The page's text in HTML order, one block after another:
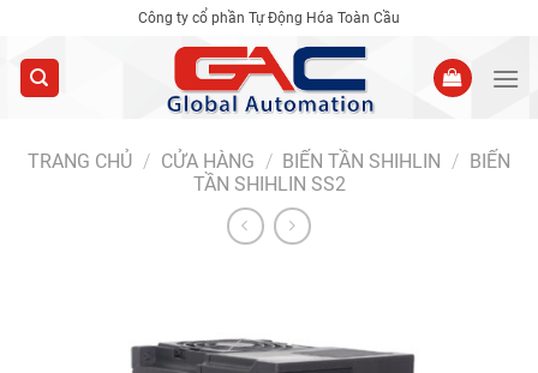
content
Công ty cổ phần Tự Động Hóa Toàn Cầu
TRANG CHỦ / CỬA HÀNG / BIẾN TẦN SHIHLIN / BIẾN
TẦN SHIHLIN SS2